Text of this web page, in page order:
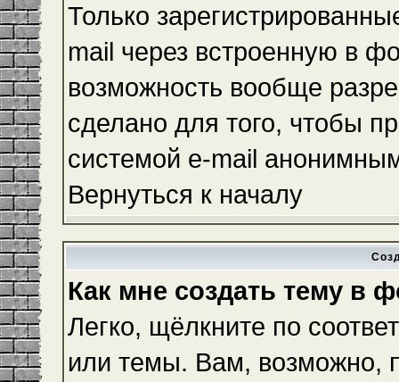
Только
mail через встроенную в
возможность вообще
сделано для того, чтобы
системой e-mail
Вернуться к началу
Как мне создать тему в
Легко, щёлкните по
или темы. Вам, возможно,